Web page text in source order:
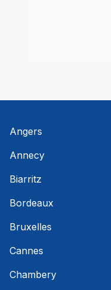
Angers
Annecy
Biarritz
Bordeaux
Bruxelles
Cannes
Chambery